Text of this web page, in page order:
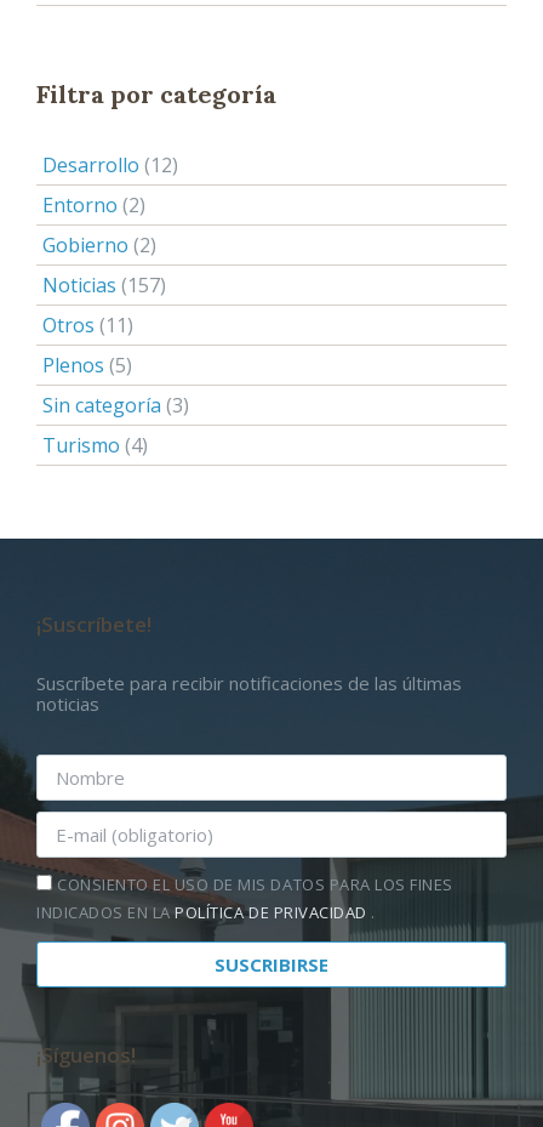
Filtra por categoría
Desarrollo (12)
Entorno (2)
Gobierno (2)
Noticias (157)
Otros (11)
Plenos (5)
Sin categoría (3)
Turismo (4)
¡Suscríbete!
Suscríbete para recibir notificaciones de las últimas
noticias
CONSIENTO EL USO DE MIS DATOS PARA LOS FINES
INDICADOS EN LAPOLÍTICA DE PRIVACIDAD .
¡Síguenos!